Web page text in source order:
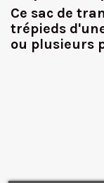
Ce sac de
trépieds
ou plusieurs